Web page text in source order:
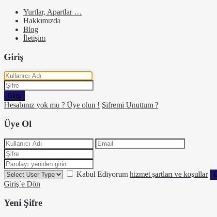
Yurtlar, Apartlar …
Hakkımızda
Blog
İletişim
Giriş
Giriş
Hesabınız yok mu ? Üye olun ! Şifremi Unuttum ?
Üye Ol
Kabul Ediyorum hizmet şartları ve koşullar
Giriş`e Dön
Yeni Şifre